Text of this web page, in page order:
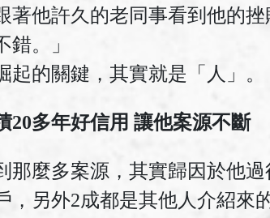
著他許久的老同事看到他的
。」
的關鍵，其實就是「人」。
20多年好信用 讓他案源不斷
那麼多案源，其實歸因於他
，另外2成都是其他人介紹來的